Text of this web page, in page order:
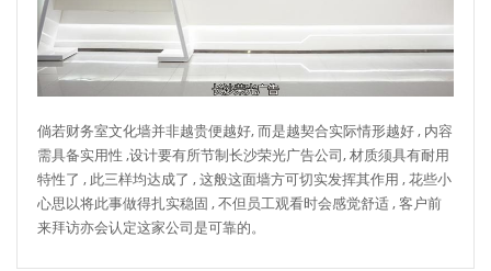
倘若财务室文化墙并非越贵便越好, 而是越契合实际情形越好 , 内容
需具备实用性 ,设计要有所节制长沙荣光广告公司, 材质须具有耐用
特性了 , 此三样均达成了 , 这般这面墙方可切实发挥其作用 , 花些小
心思以将此事做得扎实稳固 , 不但员工观看时会感觉舒适 , 客户前
来拜访亦会认定这家公司是可靠的。